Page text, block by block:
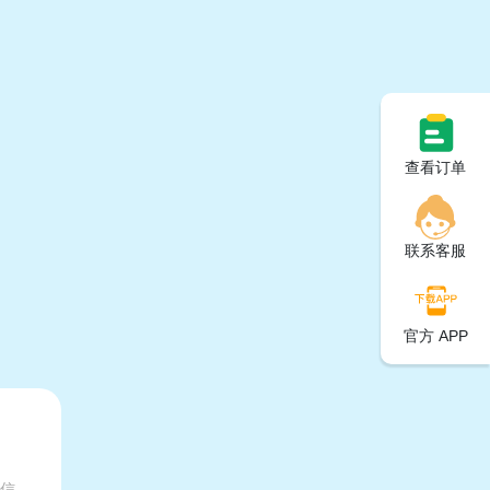
查看订单
联系客服
官方 APP